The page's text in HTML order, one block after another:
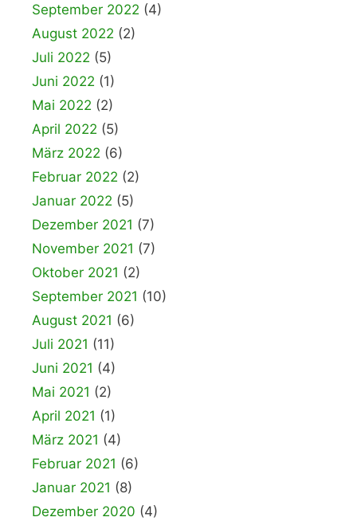
September 2022 (4)
August 2022 (2)
Juli 2022 (5)
Juni 2022 (1)
Mai 2022 (2)
April 2022 (5)
März 2022 (6)
Februar 2022 (2)
Januar 2022 (5)
Dezember 2021 (7)
November 2021 (7)
Oktober 2021 (2)
September 2021 (10)
August 2021 (6)
Juli 2021 (11)
Juni 2021 (4)
Mai 2021 (2)
April 2021 (1)
März 2021 (4)
Februar 2021 (6)
Januar 2021 (8)
Dezember 2020 (4)